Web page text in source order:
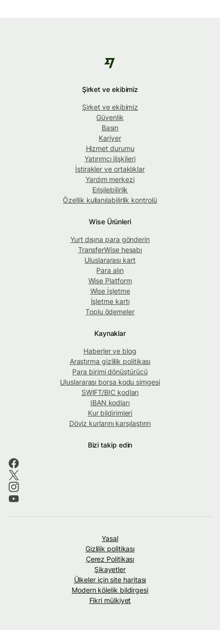
Şirket ve ekibimiz
Şirket ve ekibimiz
Güvenlik
Basın
Kariyer
Hizmet durumu
Yatırımcı ilişkileri
İştirakler ve ortaklıklar
Yardım merkezi
Erişilebilirlik
Özellik kullanılabilirlik kontrolü
Wise Ürünleri
Yurt dışına para gönderin
TransferWise hesabı
Uluslararası kart
Para alın
Wise Platform
Wise İşletme
İşletme kartı
Toplu ödemeler
Kaynaklar
Haberler ve blog
Araştırma gizlilik politikası
Para birimi dönüştürücü
Uluslararası borsa kodu simgesi
SWIFT/BIC kodları
IBAN kodları
Kur bildirimleri
Döviz kurlarını karşılaştırın
Bizi takip edin
Yasal
Gizlilik politikası
Çerez Politikası
Şikayetler
Ülkeler için site haritası
Modern kölelik bildirgesi
Fikri mülkiyet